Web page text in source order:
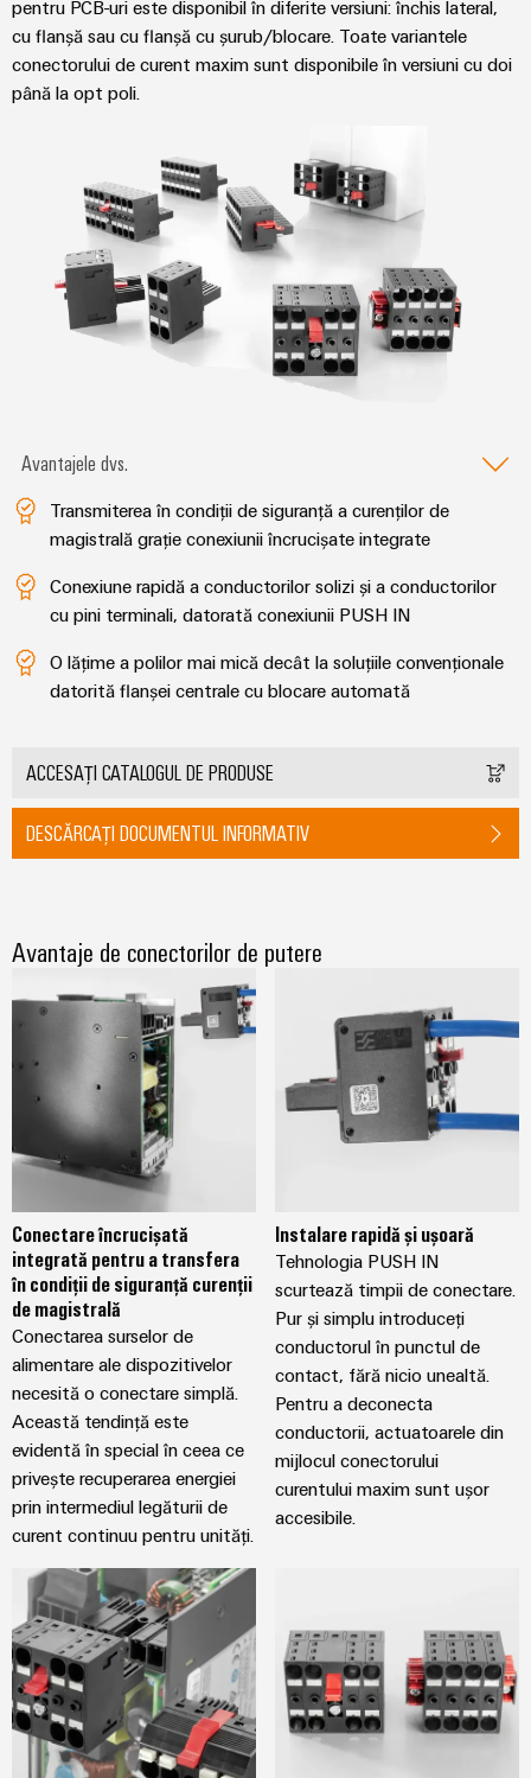
pentru PCB-uri este disponibil în diferite versiuni: închis lateral,
cu flanșă sau cu flanșă cu șurub/blocare. Toate variantele
conectorului de curent maxim sunt disponibile în versiuni cu doi
până la opt poli.
Avantajele dvs.
Transmiterea în condiții de siguranță a curenților de
magistrală grație conexiunii încrucișate integrate
Conexiune rapidă a conductorilor solizi și a conductorilor
cu pini terminali, datorată conexiunii PUSH IN
O lățime a polilor mai mică decât la soluțiile convenționale
datorită flanșei centrale cu blocare automată
ACCESAȚI CATALOGUL DE PRODUSE
DESCĂRCAȚI DOCUMENTUL INFORMATIV
Avantaje de conectorilor de putere
Conectare încrucișată
integrată pentru a transfera
în condiții de siguranță curenții
de magistrală
Conectarea surselor de
alimentare ale dispozitivelor
necesită o conectare simplă.
Această tendință este
evidentă în special în ceea ce
privește recuperarea energiei
prin intermediul legăturii de
curent continuu pentru unități.
Instalare rapidă și ușoară
Tehnologia PUSH IN
scurtează timpii de conectare.
Pur și simplu introduceți
conductorul în punctul de
contact, fără nicio unealtă.
Pentru a deconecta
conductorii, actuatoarele din
mijlocul conectorului
curentului maxim sunt ușor
accesibile.